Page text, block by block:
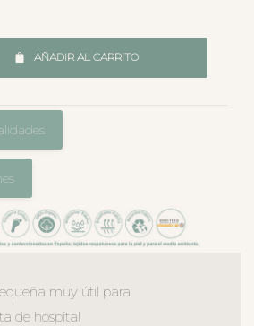
AÑADIR AL CARRITO
muy útil para
de hospital